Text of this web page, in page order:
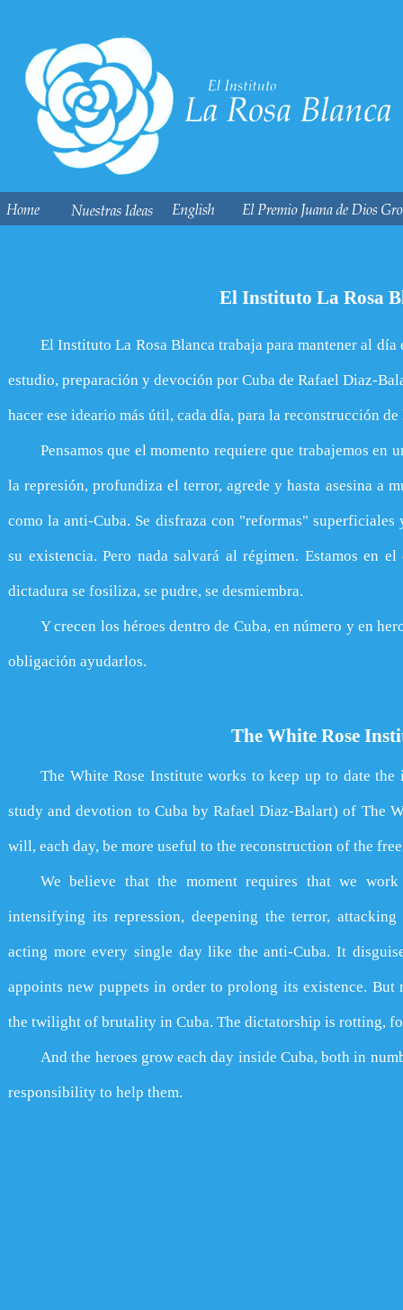
El Instituto La Rosa
El Instituto La Rosa Blanca trabaja para mantener al
estudio, preparación y devoción por Cuba de Rafael Diaz-
hacer ese ideario más útil, cada día, para la reconstrucción
Pensamos que el momento requiere que trabajemos en
la represión, profundiza el terror, agrede y hasta asesina a
como la anti-Cuba. Se disfraza con "reformas"
su existencia. Pero nada salvará al régimen. Estamos en
dictadura se fosiliza, se pudre, se desmiembra.
Y crecen los héroes dentro de Cuba, en número y en
obligación ayudarlos.
The White Rose
The White Rose Institute works to keep up to date
study and devotion to Cuba by Rafael Diaz-Balart) of The
will, each day, be more useful to the reconstruction of the
We believe that the moment requires that we
intensifying its repression, deepening the terror,
acting more every single day like the anti-Cuba. It
appoints new puppets in order to prolong its existence.
the twilight of brutality in Cuba. The dictatorship is rotting,
And the heroes grow each day inside Cuba, both in
responsibility to help them.